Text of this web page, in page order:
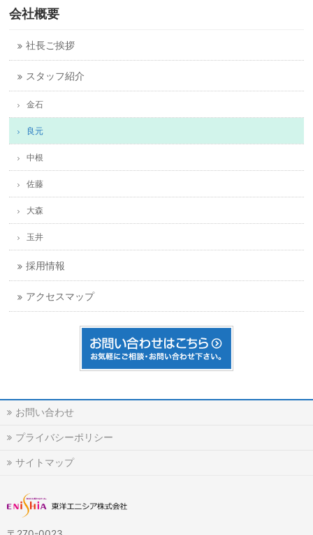
会社概要
社長ご挨拶
スタッフ紹介
金石
良元
中根
佐藤
大森
玉井
採用情報
アクセスマップ
お問い合わせ
プライバシーポリシー
サイトマップ